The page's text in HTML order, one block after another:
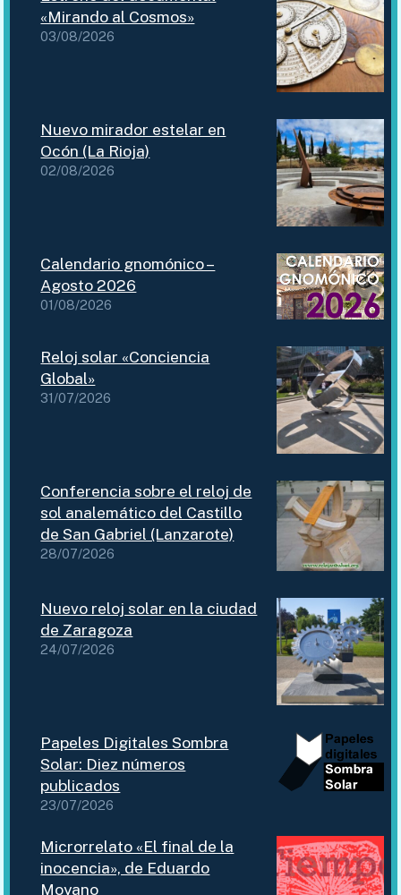
«Mirando al Cosmos»
03/08/2026
Nuevo mirador estelar en
Ocón (La Rioja)
02/08/2026
Calendario gnomónico –
Agosto 2026
01/08/2026
Reloj solar «Conciencia
Global»
31/07/2026
Conferencia sobre el reloj de
sol analemático del Castillo
de San Gabriel (Lanzarote)
28/07/2026
Nuevo reloj solar en la ciudad
de Zaragoza
24/07/2026
Papeles Digitales Sombra
Solar: Diez números
publicados
23/07/2026
Microrrelato «El final de la
inocencia», de Eduardo
Moyano